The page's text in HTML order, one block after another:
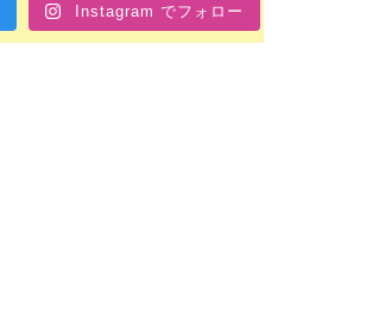
Instagram でフォロー